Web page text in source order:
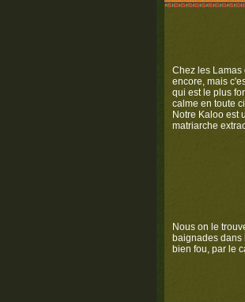
Chez les Lamas
encore, mais
qui est le plus
calme en toute
Notre Kaloo est
matriarche
Nous on le
baignades dans
bien fou, par le